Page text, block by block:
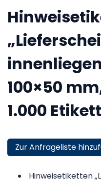
100×50
1.000
Zur Anfrageliste
Hinweisetiketten